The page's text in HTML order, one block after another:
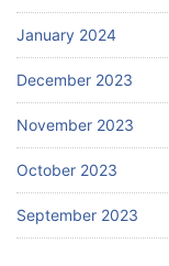
January 2024
December 2023
November 2023
October 2023
September 2023